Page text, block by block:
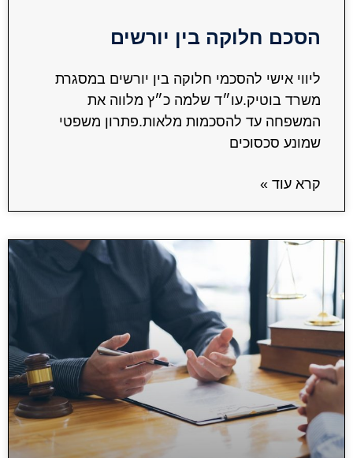
הסכם חלוקה בין יורשים
ליווי אישי להסכמי חלוקה בין יורשים במסגרת
משרד בוטיק.עו״ד שלמה כ״ץ מלווה את
המשפחה עד להסכמות מלאות.פתרון משפטי
שמונע סכסוכים
קרא עוד »